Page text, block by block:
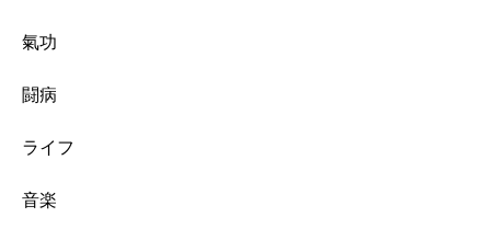
氣功
闘病
ライフ
音楽